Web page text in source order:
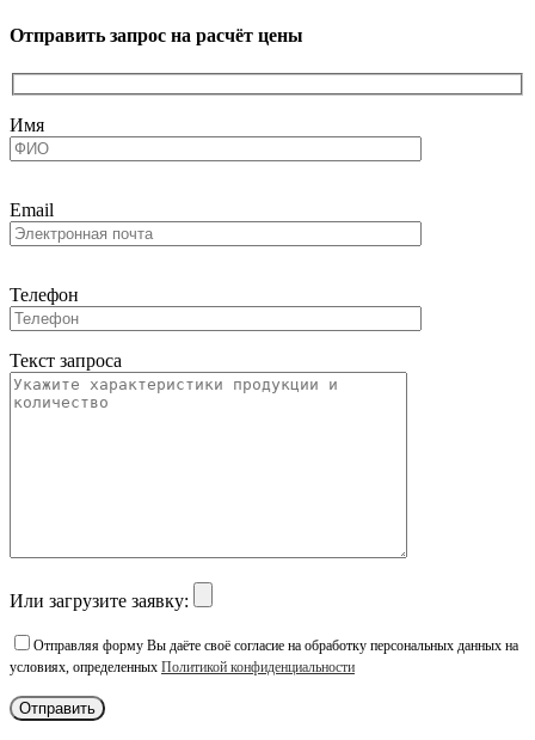
Отправить запрос на расчёт цены
Имя
Email
Телефон
Текст запроса
Или загрузите заявку:
Отправляя форму Вы даёте своё согласие на обработку персональных данных на
условиях, определенных Политикой конфиденциальности